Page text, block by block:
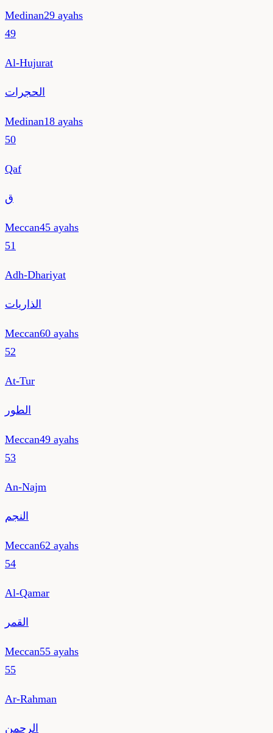
Medinan29 ayahs
49
Al-Hujurat
الحجرات
Medinan18 ayahs
50
Qaf
ق
Meccan45 ayahs
51
Adh-Dhariyat
الذاريات
Meccan60 ayahs
52
At-Tur
الطور
Meccan49 ayahs
53
An-Najm
النجم
Meccan62 ayahs
54
Al-Qamar
القمر
Meccan55 ayahs
55
Ar-Rahman
الرحمن